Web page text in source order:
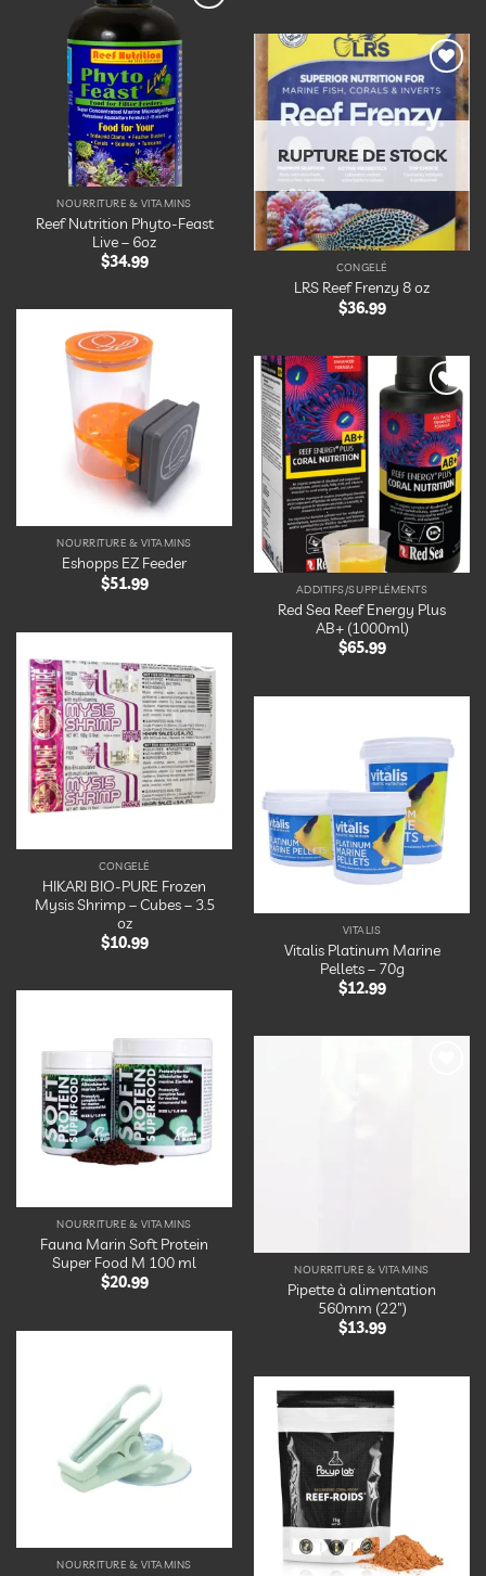
d’envies
NOURRITURE & VITAMINS
Reef Nutrition Phyto-Feast
Live – 6oz
$34.99
Ajouter
liste
d’envies
RUPTURE DE STOCK
CONGELÉ
LRS Reef Frenzy 8 oz
$36.99
d’envies
NOURRITURE & VITAMINS
Eshopps EZ Feeder
$51.99
Ajouter
à la
liste
d’envies
ADDITIFS/SUPPLÉMENTS
Red Sea Reef Energy Plus
AB+ (1000ml)
$65.99
Ajouter
à la
liste
d’envies
CONGELÉ
HIKARI BIO-PURE Frozen
Mysis Shrimp – Cubes – 3.5
oz
$10.99
Ajouter
à la
liste
d’envies
VITALIS
Vitalis Platinum Marine
Pellets – 70g
$12.99
Ajouter
à la
liste
d’envies
NOURRITURE & VITAMINS
Fauna Marin Soft Protein
Super Food M 100 ml
$20.99
NOURRITURE & VITAMINS
Pipette à alimentation
560mm (22″)
$13.99
NOURRITURE & VITAMINS